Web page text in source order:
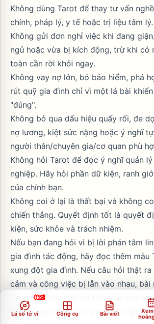
Không dùng Tarot để thay tư vấn
chính, pháp lý, y tế hoặc trị liệu tâm lý.
Không gửi đơn nghỉ việc khi đang
ngủ hoặc vừa bị kích động, trừ khi có
toàn cần rời khỏi ngay.
Không vay nợ lớn, bỏ bảo hiểm, phá
rút quỹ gia đình chỉ vì một lá bài
"đúng".
Không bỏ qua dấu hiệu quấy rối, đe
nợ lương, kiệt sức nặng hoặc ý nghĩ
người thân/chuyên gia/cơ quan phù
Không hỏi Tarot để đọc ý nghĩ quản
nghiệp. Hãy hỏi phần dữ kiện, ranh
của chính bạn.
Không coi ở lại là thất bại và không
chiến thắng. Quyết định tốt là quyết
kiện, sức khỏe và trách nhiệm.
Nếu bạn đang hỏi vì bị lời phán tâm
gia đình tác động, hãy đọc thêm mẫu
xung đột gia đình. Nếu câu hỏi thật ra
cảm và công việc bị lẫn vào nhau, bài
Tarot tình yêu 3 lá
có thể giúp bạn
tách đúng câu hỏi, quyết định nghề
Lá số tử vi Công cụ Bài viết